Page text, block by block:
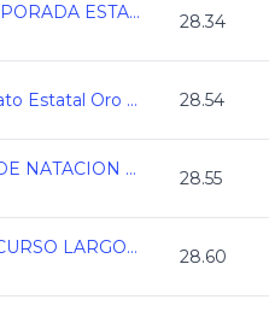
1ERA TEMPORADA ESTATAL LIGA DORADA CL 2026 28.34
Campeonato Estatal Oro Juvenil C.L. 2025-2026 28.54
ESTATAL DE NATACION COAHUILA C.L. 2026 28.55
ESTATAL CURSO LARGO 2026 MERIDA 28.60